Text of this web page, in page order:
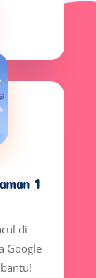
1
di
Google